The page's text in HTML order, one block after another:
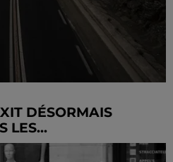
DÉSORMAIS
LES...